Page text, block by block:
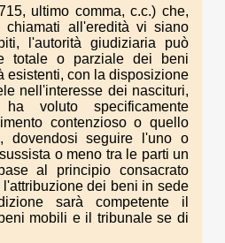
ultimo comma, c.c.) che,
all'eredità vi siano
l'autorità giudiziaria può
totale o parziale dei beni
esistenti, con la disposizione
nell'interesse dei nascituri,
voluto specificamente
contenzioso o quello
dovendosi seguire l'uno o
o meno tra le parti un
al principio consacrato
dei beni in sede
sarà competente il
mobili e il tribunale se di